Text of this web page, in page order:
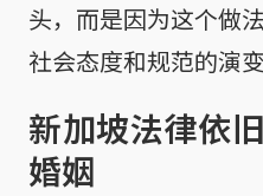
头，而是因为这个做
社会态度和规范的演变
新加坡法律依
婚姻